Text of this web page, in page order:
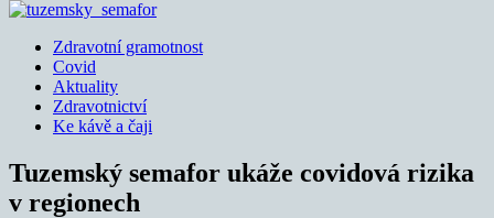
Zdravotní gramotnost
Covid
Aktuality
Zdravotnictví
Ke kávě a čaji
Tuzemský semafor ukáže covidová rizika
v regionech